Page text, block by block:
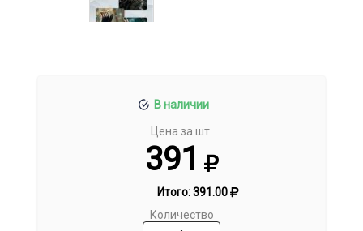
В наличии
Цена за шт.
391
Итого:391.00
Количество